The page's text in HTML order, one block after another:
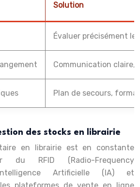
Solution
Évaluer précisément
Communication claire,
Plan de secours,
des stocks en librairie
en librairie est en constante
du RFID (Radio-Frequency
Artificielle (IA) et